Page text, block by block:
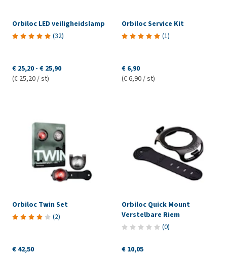
Orbiloc LED veiligheidslamp
(32)
€ 25,20 - € 25,90
(€ 25,20 / st)
Orbiloc Service Kit
(1)
€ 6,90
(€ 6,90 / st)
Orbiloc Twin Set
(2)
€ 42,50
Orbiloc Quick Mount
Verstelbare Riem
(0)
€ 10,05